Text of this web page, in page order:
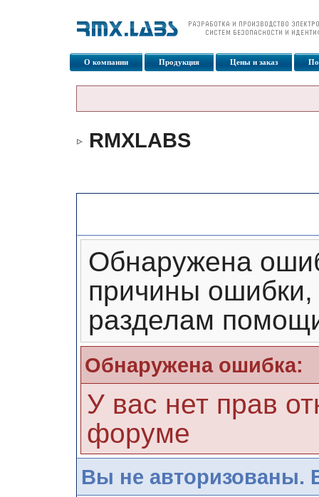
О компании Продукция Цены и заказ
RMXLABS
Обнаружена
причины ошибки,
разделам
Обнаружена ошибка:
У вас нет прав
форуме
Вы не авторизованы.